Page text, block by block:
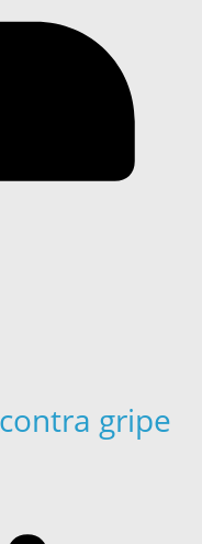
gripe